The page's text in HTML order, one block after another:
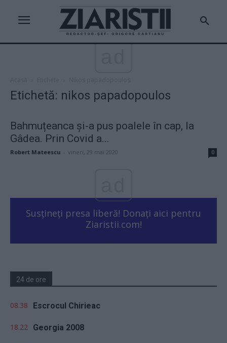
Etichetă: nikos papadopoulos
Bahmuțeanca și-a pus poalele în cap, la
Gâdea. Prin Covid a...
Robert Mateescu vineri, 29 mai 2020 0
Susțineți presa liberă! Donați aici pentru
Ziaristii.com!
24 de ore
08.38 Escrocul Chirieac
18.22 Georgia 2008